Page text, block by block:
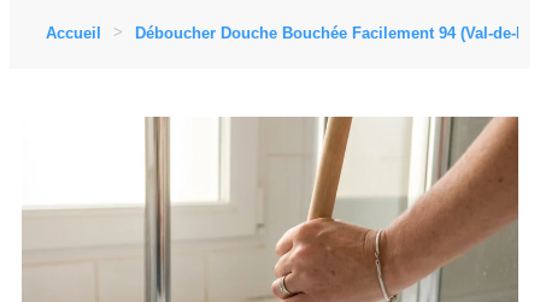
Accueil Déboucher Douche Bouchée Facilement 94 (Val-de-